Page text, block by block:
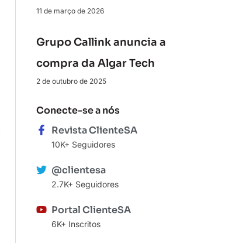
11 de março de 2026
Grupo Callink anuncia a
compra da Algar Tech
2 de outubro de 2025
Conecte-se a nós
Revista ClienteSA
10K+ Seguidores
@clientesa
2.7K+ Seguidores
Portal ClienteSA
6K+ Inscritos